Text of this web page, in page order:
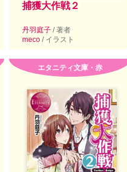
捕獲大作戦２
丹羽庭子 / 著者
meco / イラスト
エタニティ文庫・赤